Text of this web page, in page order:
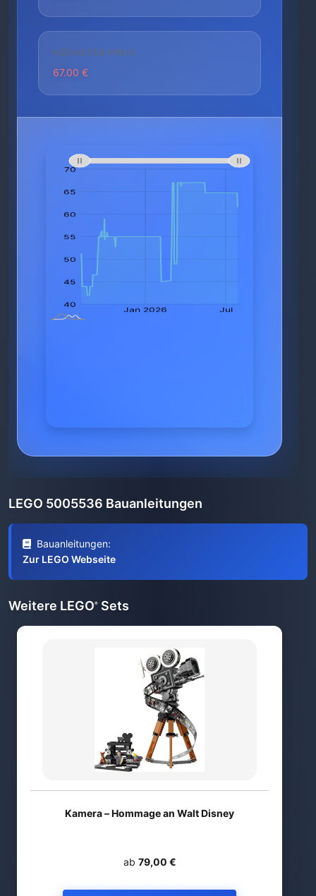
HÖCHSTER PREIS
67.00 €
LEGO 5005536 Bauanleitungen
Bauanleitungen:
Zur LEGO Webseite
Weitere LEGO® Sets
Kamera – Hommage an Walt Disney
ab 79,00 €